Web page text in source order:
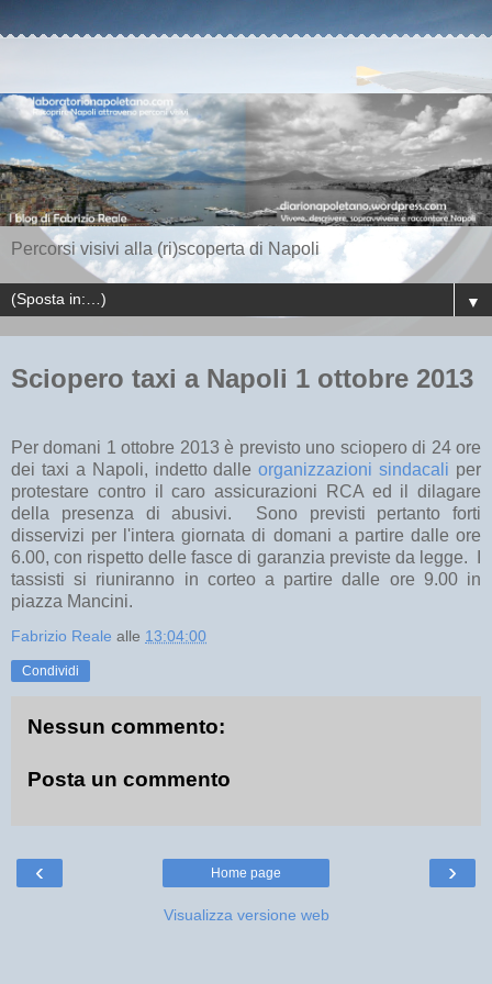
Percorsi visivi alla (ri)scoperta di Napoli
▼
Sciopero taxi a Napoli 1 ottobre 2013
Per domani 1 ottobre 2013 è previsto uno sciopero di 24 ore
dei taxi a Napoli, indetto dalleorganizzazioni sindacali per
protestare contro il caro assicurazioni RCA ed il dilagare
della presenza di abusivi. Sono previsti pertanto forti
disservizi per l'intera giornata di domani a partire dalle ore
6.00, con rispetto delle fasce di garanzia previste da legge. I
tassisti si riuniranno in corteo a partire dalle ore 9.00 in
piazza Mancini.
Fabrizio Reale alle 13:04:00
Condividi
Nessun commento:
Posta un commento
‹ ›
Home page
Visualizza versione web